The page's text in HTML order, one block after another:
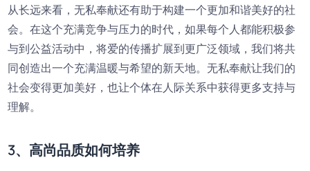
从长远来看，无私奉献还有助于构建一个更加和谐美好的社
会。在这个充满竞争与压力的时代，如果每个人都能积极参
与到公益活动中，将爱的传播扩展到更广泛领域，我们将共
同创造出一个充满温暖与希望的新天地。无私奉献让我们的
社会变得更加美好，也让个体在人际关系中获得更多支持与
理解。
3、高尚品质如何培养